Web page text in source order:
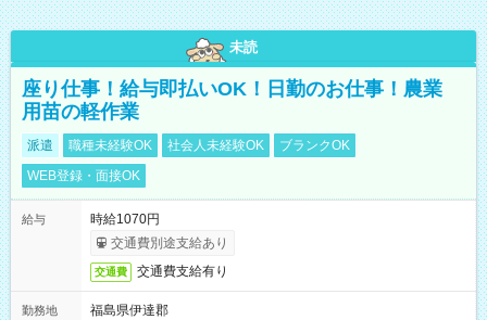
未読
座り仕事！給与即払いOK！日勤のお仕事！農業
用苗の軽作業
派遣 職種未経験OK 社会人未経験OK
ブランクOK
WEB登録・面接OK
給与
時給1070円
交通費別途支給あり
交通費 交通費支給有り
勤務地 福島県伊達郡